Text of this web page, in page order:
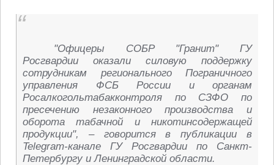
"Офицеры СОБР "Гранит" ГУ
Росгвардии оказали силовую поддержку
сотрудникам регионального Пограничного
управления ФСБ России и органам
Росалкогольтабакконтроля по СЗФО по
пресечению незаконного производства и
оборота табачной и никотинсодержащей
продукции", – говорится в публикации в
Telegram-канале ГУ Росгвардии по Санкт-
Петербургу и Ленинградской области.